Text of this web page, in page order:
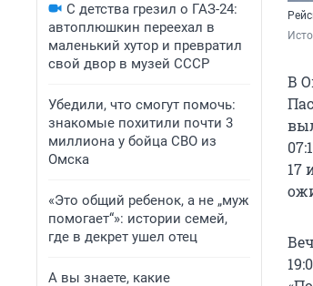
С детства грезил о ГАЗ-24:
автоплюшкин переехал в
маленький хутор и превратил
свой двор в музей СССР
Убедили, что смогут помочь:
знакомые похитили почти 3
миллиона у бойца СВО из
Омска
«Это общий ребенок, а не „муж
помогает“»: истории семей,
где в декрет ушел отец
А вы знаете, какие
В
17